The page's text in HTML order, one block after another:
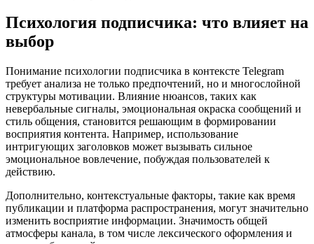
Психология подписчика: что влияет на
выбор
Понимание психологии подписчика в контексте Telegram
требует анализа не только предпочтений, но и многослойной
структуры мотивации. Влияние нюансов, таких как
невербальные сигналы, эмоциональная окраска сообщений и
стиль общения, становится решающим в формировании
восприятия контента. Например, использование
интригующих заголовков может вызывать сильное
эмоциональное вовлечение, побуждая пользователей к
действию.
Дополнительно, контекстуальные факторы, такие как время
публикации и платформа распространения, могут значительно
изменить восприятие информации. Значимость общей
атмосферы канала, в том числе лексического оформления и